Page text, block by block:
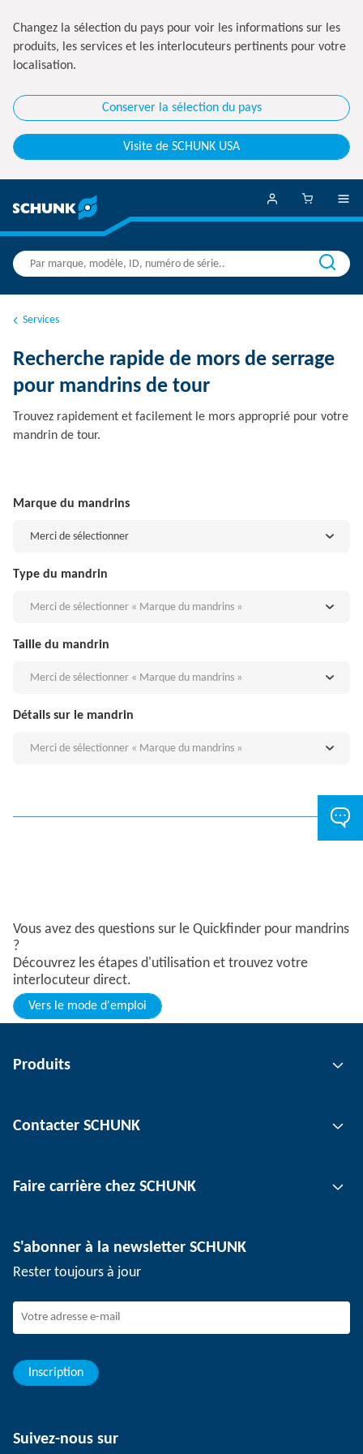
Changez la sélection du pays pour voir les informations sur les
produits, les services et les interlocuteurs pertinents pour votre
localisation.
Conserver la sélection du pays
Visite de SCHUNK USA
Services
Recherche rapide de mors de serrage
pour mandrins de tour
Trouvez rapidement et facilement le mors approprié pour votre
mandrin de tour.
Marque du mandrins
Merci de sélectionner
Type du mandrin
Merci de sélectionner « Marque du mandrins »
Taille du mandrin
Merci de sélectionner « Marque du mandrins »
Détails sur le mandrin
Merci de sélectionner « Marque du mandrins »
Vous avez des questions sur le Quickfinder pour mandrins
?
Découvrez les étapes d'utilisation et trouvez votre
interlocuteur direct.
Vers le mode d'emploi
Produits
Technologie d'automatisation
Technologie de serrage de pièce
Contacter SCHUNK
Sites
Événements
Dispositif de signalement SCHUNK
Faire carrière chez SCHUNK
Travailler chez SCHUNK
Jeunes professionnels
Elèves
S'abonner à la newsletter SCHUNK
Rester toujours à jour
Inscription
Suivez-nous sur